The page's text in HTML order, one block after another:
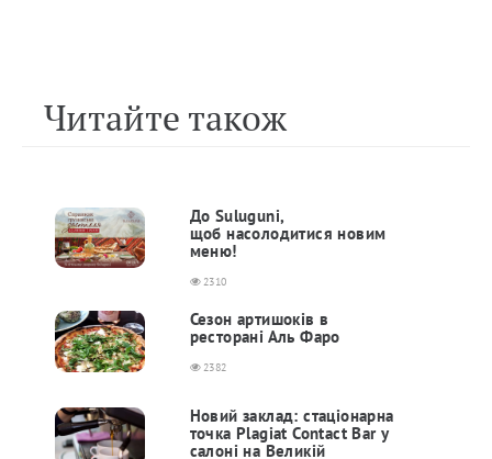
Читайте також
До Suluguni,
щоб насолодитися новим
меню!
2310
Сезон артишоків в
ресторані Аль Фаро
2382
Новий заклад: стаціонарна
точка Plagiat Contact Bar у
салоні на Великій